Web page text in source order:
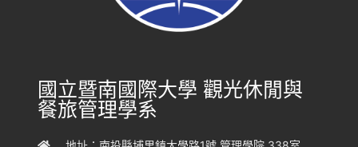
國立暨南國際大學 觀光休閒與
餐旅管理學系